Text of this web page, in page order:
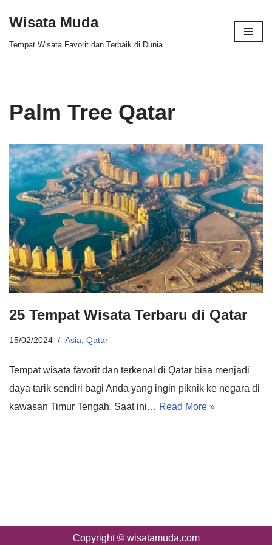
Wisata Muda
Tempat Wisata Favorit dan Terbaik di Dunia
Palm Tree Qatar
25 Tempat Wisata Terbaru di Qatar
15/02/2024 Asia, Qatar
Tempat wisata favorit dan terkenal di Qatar bisa menjadi
daya tarik sendiri bagi Anda yang ingin piknik ke negara di
kawasan Timur Tengah. Saat ini… Read More »
Copyright © wisatamuda.com